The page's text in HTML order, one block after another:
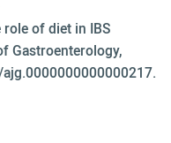
of diet in IBS
Gastroenterology,